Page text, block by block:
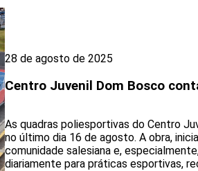
28 de agosto de 2025
Centro Juvenil Dom Bosco
As quadras poliesportivas do Centro
no último dia 16 de agosto. A obra,
comunidade salesiana e,
diariamente para práticas esportivas,